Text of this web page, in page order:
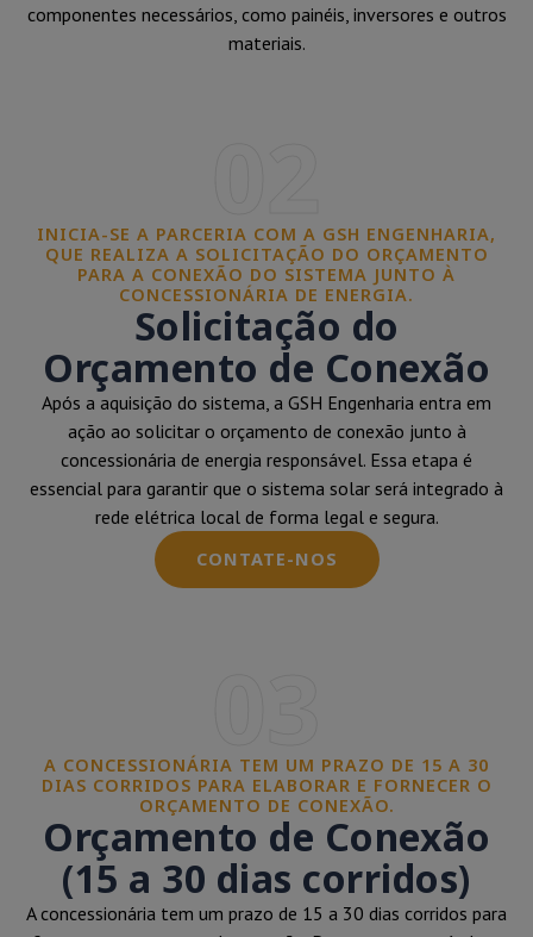
componentes necessários, como painéis, inversores e outros
materiais.
INICIA-SE A PARCERIA COM A GSH ENGENHARIA,
QUE REALIZA A SOLICITAÇÃO DO ORÇAMENTO
PARA A CONEXÃO DO SISTEMA JUNTO À
CONCESSIONÁRIA DE ENERGIA.
Solicitação do
Orçamento de Conexão
Após a aquisição do sistema, a GSH Engenharia entra em
ação ao solicitar o orçamento de conexão junto à
concessionária de energia responsável. Essa etapa é
essencial para garantir que o sistema solar será integrado à
rede elétrica local de forma legal e segura.
CONTATE-NOS
A CONCESSIONÁRIA TEM UM PRAZO DE 15 A 30
DIAS CORRIDOS PARA ELABORAR E FORNECER O
ORÇAMENTO DE CONEXÃO.
Orçamento de Conexão
(15 a 30 dias corridos)
A concessionária tem um prazo de 15 a 30 dias corridos para